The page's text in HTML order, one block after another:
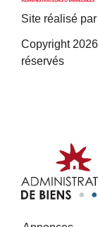
Site réalisé par
Copyright
réservés